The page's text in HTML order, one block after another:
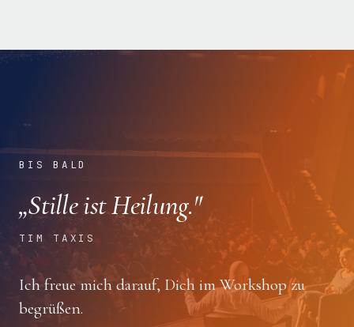
BIS BALD
„Stille ist Heilung."
TIM TAXIS
Ich freue mich darauf, Dich im Workshop zu
begrüßen.